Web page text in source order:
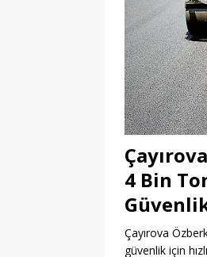
4 Bin
Çayırova
güvenlik için